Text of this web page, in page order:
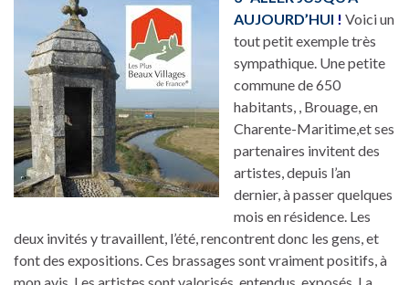
AUJOURD’HUI ! Voici un
tout petit exemple très
sympathique. Une petite
commune de 650
habitants, , Brouage, en
Charente-Maritime,et ses
partenaires invitent des
artistes, depuis l’an
dernier, à passer quelques
mois en résidence. Les
deux invités y travaillent, l’été, rencontrent donc les gens, et
font des expositions. Ces brassages sont vraiment positifs, à